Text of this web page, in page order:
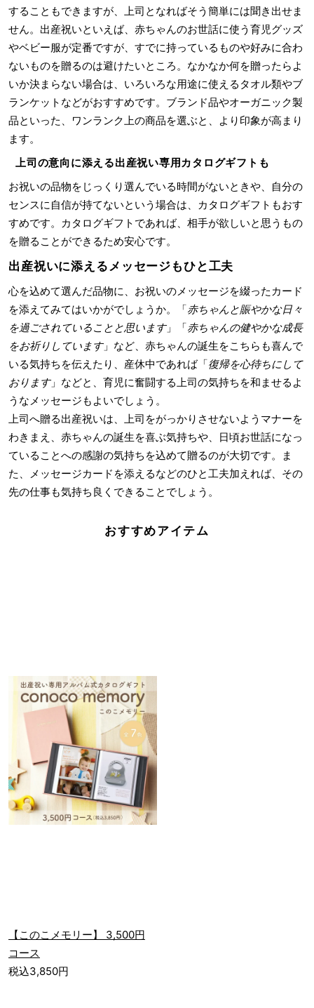
することもできますが、上司となればそう簡単には聞き出せま
せん。出産祝いといえば、赤ちゃんのお世話に使う育児グッズ
やベビー服が定番ですが、すでに持っているものや好みに合わ
ないものを贈るのは避けたいところ。なかなか何を贈ったらよ
いか決まらない場合は、いろいろな用途に使えるタオル類やブ
ランケットなどがおすすめです。ブランド品やオーガニック製
品といった、ワンランク上の商品を選ぶと、より印象が高まり
ます。
上司の意向に添える出産祝い専用カタログギフトも
お祝いの品物をじっくり選んでいる時間がないときや、自分の
センスに自信が持てないという場合は、カタログギフトもおす
すめです。カタログギフトであれば、相手が欲しいと思うもの
を贈ることができるため安心です。
出産祝いに添えるメッセージもひと工夫
心を込めて選んだ品物に、お祝いのメッセージを綴ったカード
を添えてみてはいかがでしょうか。「赤ちゃんと賑やかな日々
を過ごされていることと思います」「赤ちゃんの健やかな成長
をお祈りしています」など、赤ちゃんの誕生をこちらも喜んで
いる気持ちを伝えたり、産休中であれば「復帰を心待ちにして
おります」などと、育児に奮闘する上司の気持ちを和ませるよ
うなメッセージもよいでしょう。
上司へ贈る出産祝いは、上司をがっかりさせないようマナーを
わきまえ、赤ちゃんの誕生を喜ぶ気持ちや、日頃お世話になっ
ていることへの感謝の気持ちを込めて贈るのが大切です。ま
た、メッセージカードを添えるなどのひと工夫加えれば、その
先の仕事も気持ち良くできることでしょう。
おすすめアイテム
【このこメモリー】 3,500円
コース
税込3,850円